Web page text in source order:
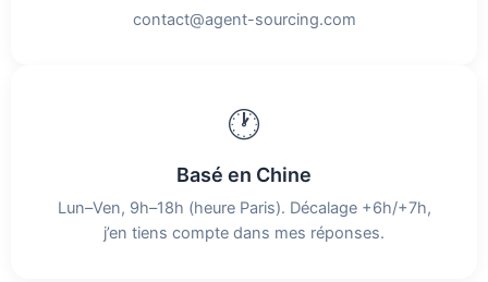
contact@agent-sourcing.com
🕐
Basé en Chine
Lun–Ven, 9h–18h (heure Paris). Décalage +6h/+7h,
j’en tiens compte dans mes réponses.